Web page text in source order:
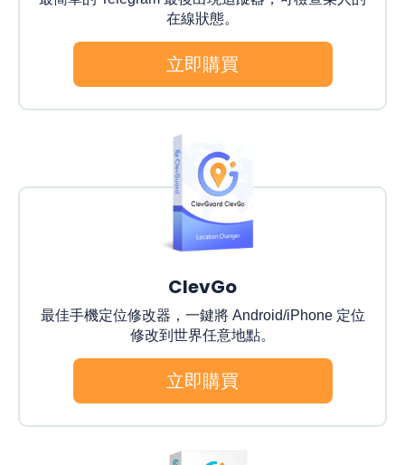
在線狀態。
立即購買
ClevGo
最佳手機定位修改器，一鍵將 Android/iPhone 定位
修改到世界任意地點。
立即購買